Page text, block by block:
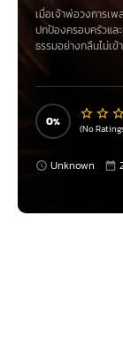
เมื่อเจ้าพ่อวงการเ
ปกป้องครอบครัวแ
ธรรมอย่างกลืนไม่เ
0 (No
Unknown